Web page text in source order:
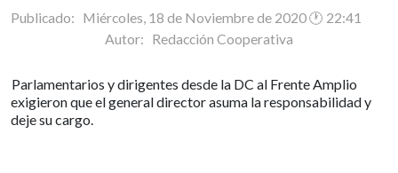
Publicado: Miércoles, 18 de Noviembre de 2020 🕐 22:41
Autor: Redacción Cooperativa
Parlamentarios y dirigentes desde la DC al Frente Amplio
exigieron que el general director asuma la responsabilidad y
deje su cargo.